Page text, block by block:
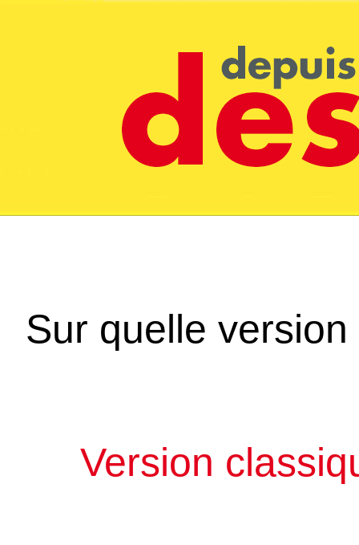
Sur quelle
Version